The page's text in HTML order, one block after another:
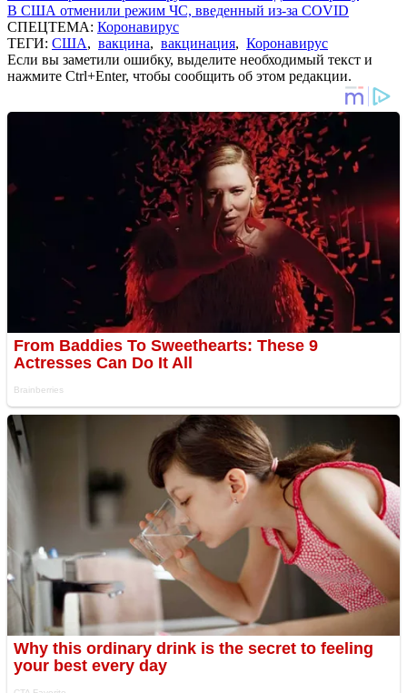
В США отменили режим ЧС, введенный из-за COVID
СПЕЦТЕМА: Коронавирус
ТЕГИ: США, вакцина, вакцинация, Коронавирус
Если вы заметили ошибку, выделите необходимый текст и
нажмите Ctrl+Enter, чтобы сообщить об этом редакции.